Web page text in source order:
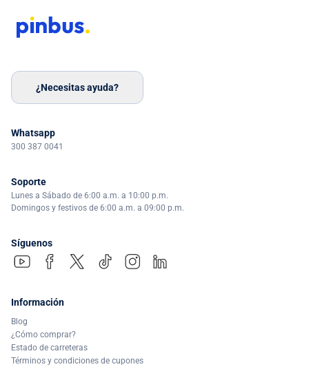
¿Necesitas ayuda?
Whatsapp
300 387 0041
Soporte
Lunes a Sábado de 6:00 a.m. a 10:00 p.m.
Domingos y festivos de 6:00 a.m. a 09:00 p.m.
Síguenos
Información
Blog
¿Cómo comprar?
Estado de carreteras
Términos y condiciones de cupones